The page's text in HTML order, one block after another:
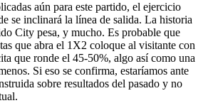
aún para este partido, el ejercicio
se inclinará la línea de salida. La historia
City pesa, y mucho. Es probable que
que abra el 1X2 coloque al visitante con
que ronde el 45-50%, algo así como una
Si eso se confirma, estaríamos ante
sobre resultados del pasado y no